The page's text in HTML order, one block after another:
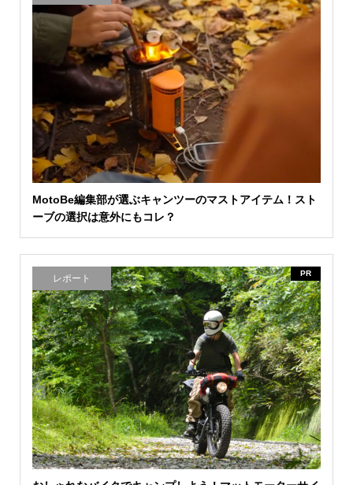
MotoBe編集部が選ぶキャンツーのマストアイテム！スト
ーブの選択は意外にもコレ？
レポート PR